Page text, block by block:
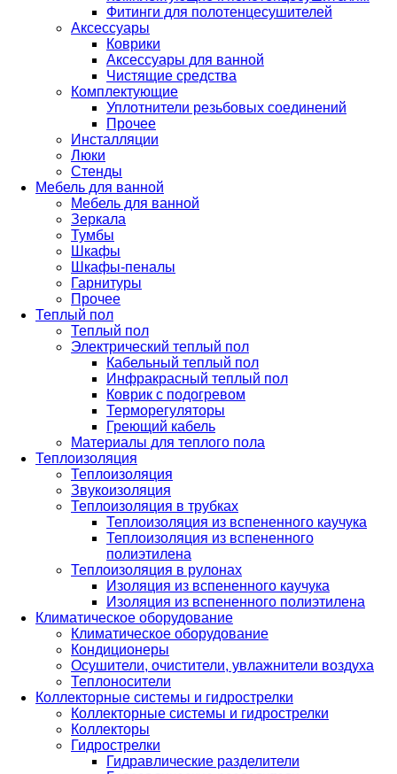
Фитинги для полотенцесушителей
Аксессуары
Коврики
Аксессуары для ванной
Чистящие средства
Комплектующие
Уплотнители резьбовых соединений
Прочее
Инсталляции
Люки
Стенды
Мебель для ванной
Мебель для ванной
Зеркала
Тумбы
Шкафы
Шкафы-пеналы
Гарнитуры
Прочее
Теплый пол
Теплый пол
Электрический теплый пол
Кабельный теплый пол
Инфракрасный теплый пол
Коврик с подогревом
Терморегуляторы
Греющий кабель
Материалы для теплого пола
Теплоизоляция
Теплоизоляция
Звукоизоляция
Теплоизоляция в трубках
Теплоизоляция из вспененного каучука
Теплоизоляция из вспененного
полиэтилена
Теплоизоляция в рулонах
Изоляция из вспененного каучука
Изоляция из вспененного полиэтилена
Климатическое оборудование
Климатическое оборудование
Кондиционеры
Осушители, очистители, увлажнители воздуха
Теплоносители
Коллекторные системы и гидрострелки
Коллекторные системы и гидрострелки
Коллекторы
Гидрострелки
Гидравлические разделители